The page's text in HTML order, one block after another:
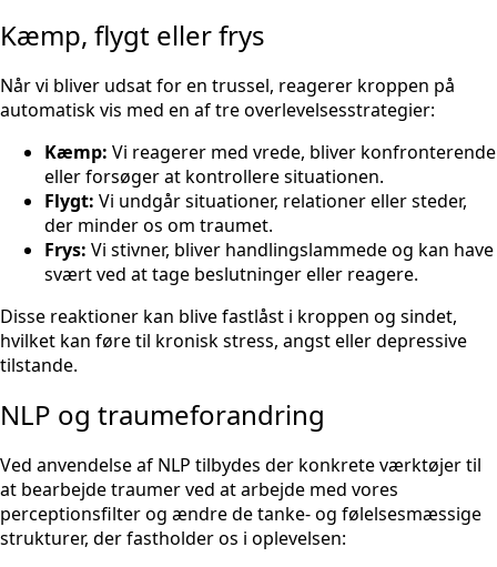
Kæmp, flygt eller frys
Når vi bliver udsat for en trussel, reagerer kroppen på
automatisk vis med en af tre overlevelsesstrategier:
Kæmp: Vi reagerer med vrede, bliver konfronterende
eller forsøger at kontrollere situationen.
Flygt: Vi undgår situationer, relationer eller steder,
der minder os om traumet.
Frys: Vi stivner, bliver handlingslammede og kan have
svært ved at tage beslutninger eller reagere.
Disse reaktioner kan blive fastlåst i kroppen og sindet,
hvilket kan føre til kronisk stress, angst eller depressive
tilstande.
NLP og traumeforandring
Ved anvendelse af NLP tilbydes der konkrete værktøjer til
at bearbejde traumer ved at arbejde med vores
perceptionsfilter og ændre de tanke- og følelsesmæssige
strukturer, der fastholder os i oplevelsen: